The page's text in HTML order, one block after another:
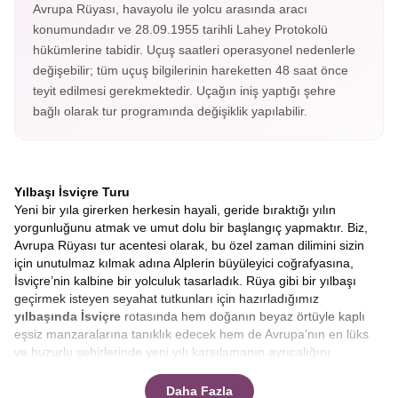
Avrupa Rüyası, havayolu ile yolcu arasında aracı
konumundadır ve 28.09.1955 tarihli Lahey Protokolü
hükümlerine tabidir. Uçuş saatleri operasyonel nedenlerle
değişebilir; tüm uçuş bilgilerinin hareketten 48 saat önce
teyit edilmesi gerekmektedir. Uçağın iniş yaptığı şehre
bağlı olarak tur programında değişiklik yapılabilir.
Yılbaşı İsviçre Turu
Yeni bir yıla girerken herkesin hayali, geride bıraktığı yılın
yorgunluğunu atmak ve umut dolu bir başlangıç yapmaktır. Biz,
Avrupa Rüyası tur acentesi olarak, bu özel zaman dilimini sizin
için unutulmaz kılmak adına Alplerin büyüleyici coğrafyasına,
İsviçre’nin kalbine bir yolculuk tasarladık. Rüya gibi bir yılbaşı
geçirmek isteyen seyahat tutkunları için hazırladığımız
yılbaşında İsviçre rotasında hem doğanın beyaz örtüyle kaplı
eşsiz manzaralarına tanıklık edecek hem de Avrupa’nın en lüks
ve huzurlu şehirlerinde yeni yılı karşılamanın ayrıcalığını
uzanan bu masalsı serüvende, sizlere sadece bir tur değil,
Daha Fazla